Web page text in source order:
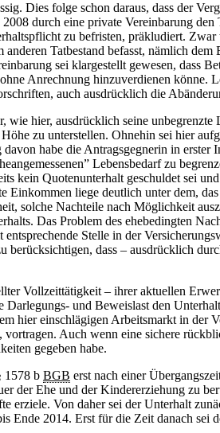
Dies folge schon daraus, dass der
durch eine private Vereinbarung
zu befristen, präkludiert. Zwar
Tatbestand befasst, nämlich dem
sei klargestellt gewesen, dass
Anrechnung hinzuverdienen könne.
auch ausdrücklich die
hier, ausdrücklich seine
zu unterstellen. Ohnehin sei hier
habe die Antragsgegnerin in erster
Lebensbedarf zu
kein Quotenunterhalt geschuldet sei
liege deutlich unter dem,
solche Nachteile nach Möglichkeit
Das Problem des ehebedingten
Stelle in der
berücksichtigen, dass – ausdrücklich
Vollzeittätigkeit – ihrer aktuellen
und Beweislast den
hier einschlägigen Arbeitsmarkt in der
Auch wenn eine sichere
gegeben habe.
1578 b BGB erst nach einer
der Ehe und der Kindererziehung zu
erziele. Von daher sei der Unterhalt
Ende 2014. Erst für die Zeit danach sei